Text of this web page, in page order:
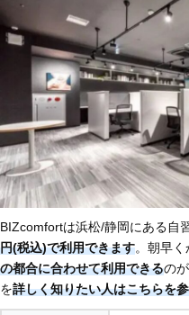
BIZcomfortは浜松/静岡にある自習
円(税込)で利用できます。朝早く
の都合に合わせて利用できるの
を詳しく知りたい人はこちらを